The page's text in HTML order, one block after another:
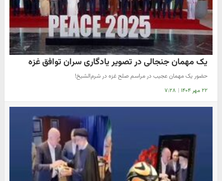
یک مهمان جنجالی در تصویر یادگاری سران توافق غزه
حضور یک مهمان عجیب در مراسم صلح غزه در شرم‌الشیخ!
۲۲ مهر ۱۴۰۴ | ۷:۲۸